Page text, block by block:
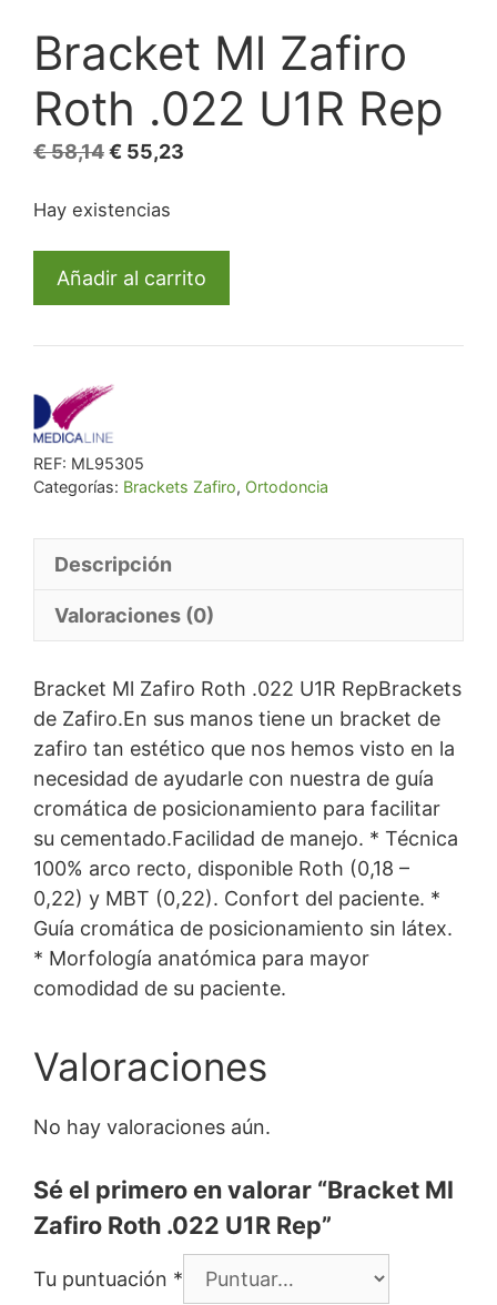
Bracket Ml Zafiro
Roth .022 U1R Rep
€58,14El
original
€ 58,14.
€ 55,23
€ 55,23.
Hay existencias
Bracket
Roth
U1R
Rep
cantidad
Añadir al carrito
REF: ML95305
Categorías: Brackets Zafiro, Ortodoncia
Descripción
Valoraciones (0)
Bracket Ml Zafiro Roth .022 U1R RepBrackets
de Zafiro.En sus manos tiene un bracket de
zafiro tan estético que nos hemos visto en la
necesidad de ayudarle con nuestra de guía
cromática de posicionamiento para facilitar
su cementado.Facilidad de manejo. * Técnica
100% arco recto, disponible Roth (0,18 –
0,22) y MBT (0,22). Confort del paciente. *
Guía cromática de posicionamiento sin látex.
* Morfología anatómica para mayor
comodidad de su paciente.
Valoraciones
No hay valoraciones aún.
Sé el primero en valorar “Bracket Ml
Zafiro Roth .022 U1R Rep”
Tu puntuación *